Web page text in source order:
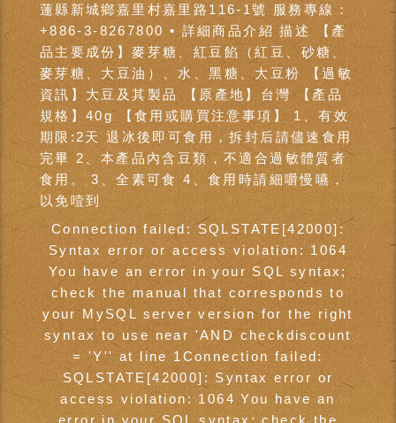
蓮縣新城鄉嘉里村嘉里路116-1號 服務專線：
+886-3-8267800 • 詳細商品介紹 描述 【產
品主要成份】麥芽糖、紅豆餡（紅豆、砂糖、
麥芽糖、大豆油）、水、黑糖、大豆粉 【過敏
資訊】大豆及其製品 【原產地】台灣 【產品
規格】40g 【食用或購買注意事項】 1、有效
期限:2天 退冰後即可食用，拆封后請儘速食用
完畢 2、本產品內含豆類，不適合過敏體質者
食用。 3、全素可食 4、食用時請細嚼慢嚥，
以免噎到
Connection failed: SQLSTATE[42000]:
Syntax error or access violation: 1064
You have an error in your SQL syntax;
check the manual that corresponds to
your MySQL server version for the right
syntax to use near 'AND checkdiscount
= 'Y'' at line 1Connection failed:
SQLSTATE[42000]: Syntax error or
access violation: 1064 You have an
error in your SQL syntax; check the